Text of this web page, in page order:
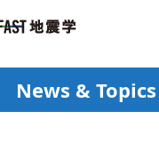
News & Topics